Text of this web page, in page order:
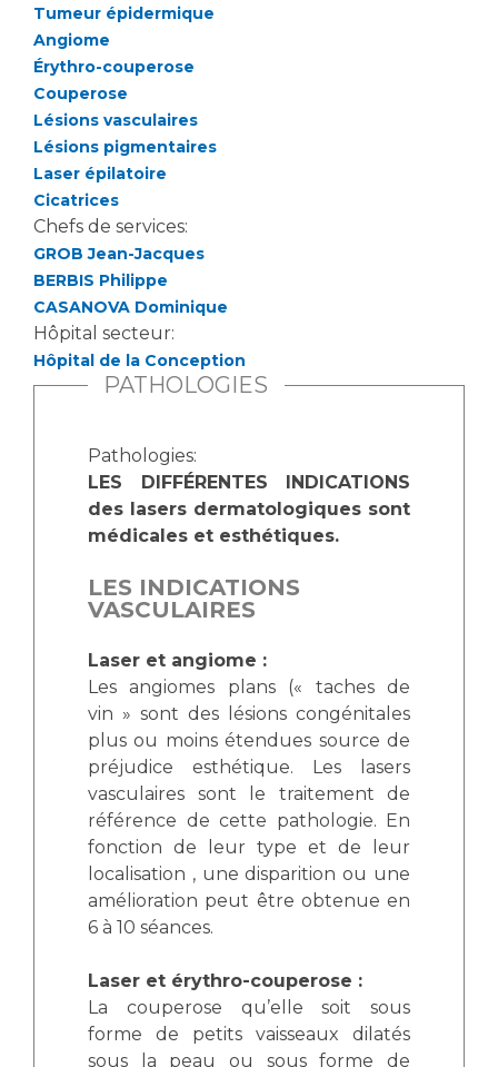
Lieu de santé sans tabac
Tumeur épidermique
Angiome
Érythro-couperose
Couperose
Lésions vasculaires
Lésions pigmentaires
Laser épilatoire
Cicatrices
Chefs de services:
GROB Jean-Jacques
BERBIS Philippe
CASANOVA Dominique
Hôpital secteur:
Hôpital de la Conception
PATHOLOGIES
Pathologies:
LES DIFFÉRENTES INDICATIONS
des lasers dermatologiques sont
médicales et esthétiques.
LES INDICATIONS
VASCULAIRES
Laser et angiome :
Les angiomes plans (« taches de
vin » sont des lésions congénitales
plus ou moins étendues source de
préjudice esthétique. Les lasers
vasculaires sont le traitement de
référence de cette pathologie. En
fonction de leur type et de leur
localisation , une disparition ou une
amélioration peut être obtenue en
6 à 10 séances.
Laser et érythro-couperose :
La couperose qu’elle soit sous
forme de petits vaisseaux dilatés
sous la peau ou sous forme de